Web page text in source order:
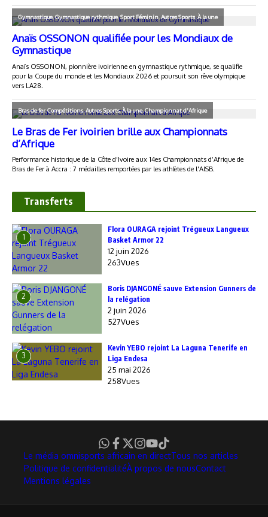
Transferts
1
Flora OURAGA rejoint Trégueux Langueux
Basket Armor 22
12 juin 2026
263Vues
2
Boris DJANGONÉ sauve Extension Gunners de
la relégation
2 juin 2026
527Vues
3
Kevin YEBO rejoint La Laguna Tenerife en
Liga Endesa
25 mai 2026
258Vues
Le média omnisports africain en directTous nos articles
Politique de confidentialitéÀ propos de nousContact
Mentions légales